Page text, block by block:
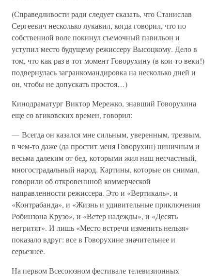
(Справедливости ради следует сказать, что Станислав
Сергеевич несколько лукавил, когда говорил, что по
собственной воле покинул съемочный павильон и
уступил место будущему режиссеру Высоцкому. Дело в
том, что как раз в тот момент Говорухину (в кои-то веки!)
подвернулась загранкомандировка на несколько дней и
он, чтобы не допускать простоя…)
Кинодраматург Виктор Мережко, знавший Говорухина
еще со вгиковских времен, говорил:
— Всегда он казался мне сильным, уверенным, трезвым,
в чем-то даже (да простит меня Говорухин) циничным и
весьма далеким от бед, которыми жил наш несчастный,
многострадальный народ. Картины, которые он снимал,
говорили об откровеннной коммерческой
направленности режиссера. Это и «Вертикаль», и
«Контрабанда», и «Жизнь и удивительные приключения
Робинзона Крузо», и «Ветер надежды», и «Десять
негритят». И лишь «Место встречи изменить нельзя»
показало вдруг: все в Говорухине значительнее и
серьезнее.
На первом Всесоюзном фестивале телевизионных